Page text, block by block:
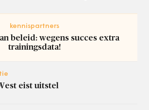
kennispartners
beleid: wegens succes extra
trainingsdata!
eist uitstel